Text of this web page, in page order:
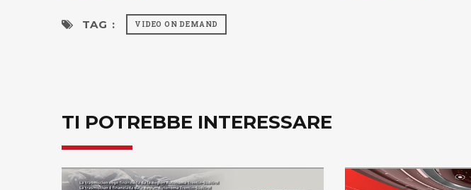
TAG : VIDEO ON DEMAND
TI POTREBBE INTERESSARE